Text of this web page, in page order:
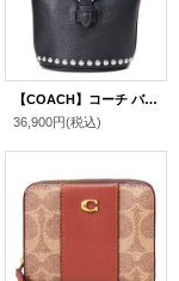
【COACH】コーチ バックパック レザー スタッズ アメリア リュックサック ボディバッグ ブラック×バッドランズ〔日本未発売〕
36,900円(税込)